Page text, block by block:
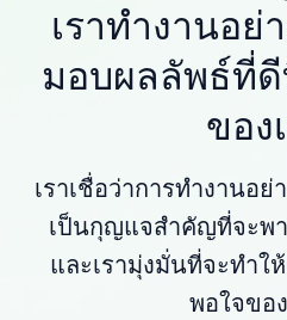
เราทำงานอย่
มอบผลลัพธ์ที่
ของ
เราเชื่อว่าการทำงานอ
เป็นกุญแจสำคัญที่จะพา
และเรามุ่งมั่นที่จะทำใ
พอใจขอ